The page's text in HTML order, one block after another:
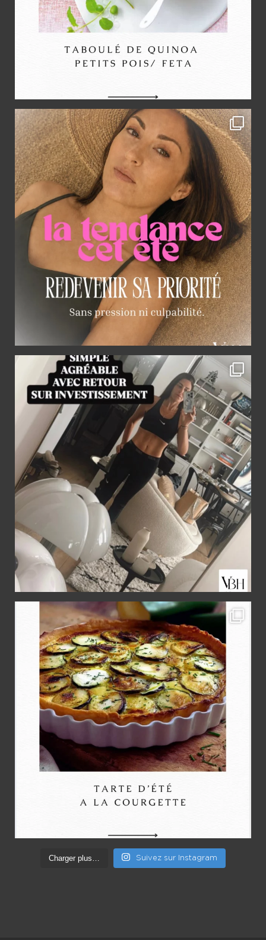
Charger plus… Suivez sur Instagram